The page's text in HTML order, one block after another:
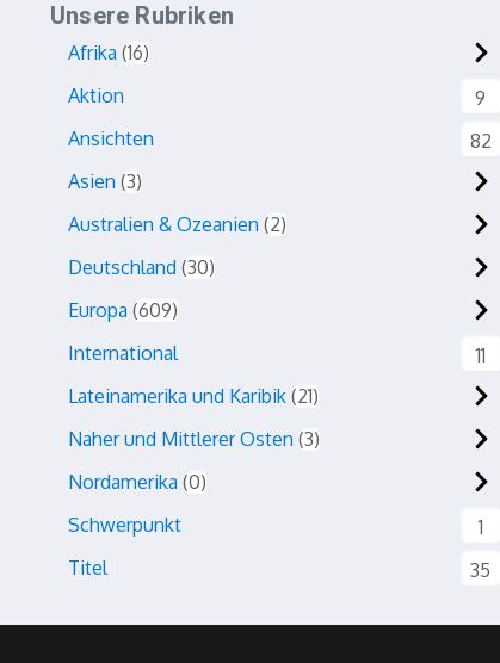
Unsere Rubriken
Afrika 16
Aktion
9
Ansichten
82
Asien 3
Australien & Ozeanien 2
Deutschland 30
Europa 609
International
11
Lateinamerika und Karibik 21
Naher und Mittlerer Osten 3
Nordamerika 0
Schwerpunkt
1
Titel
35